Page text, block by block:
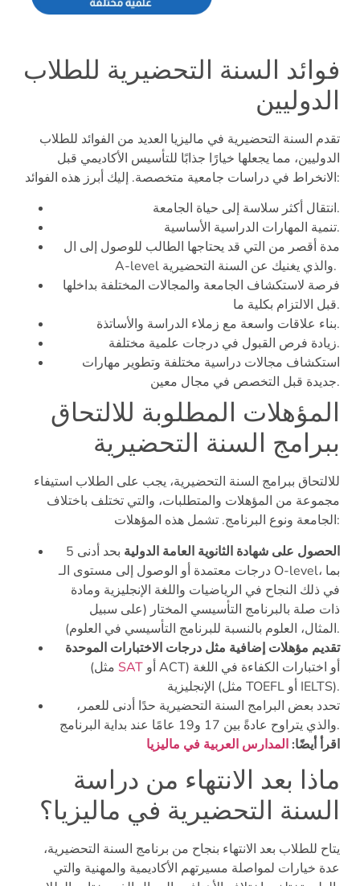
فوائد السنة التحضيرية للطلاب
الدوليين
تقدم السنة التحضيرية في ماليزيا العديد من الفوائد للطلاب
الدوليين، مما يجعلها خيارًا جذابًا للتأسيس الأكاديمي قبل
الانخراط في دراسات جامعية متخصصة. إليك أبرز هذه الفوائد:
انتقال أكثر سلاسة إلى حياة الجامعة.
تنمية المهارات الدراسية الأساسية.
مدة أقصر من التي قد يحتاجها الطالب للوصول إلى ال
A-level والذي يغنيك عن السنة التحضيرية.
فرصة لاستكشاف الجامعة والمجالات المختلفة بداخلها
قبل الالتزام بكلية ما.
بناء علاقات واسعة مع زملاء الدراسة والأساتذة.
زيادة فرص القبول في درجات علمية مختلفة.
استكشاف مجالات دراسية مختلفة وتطوير مهارات
جديدة قبل التخصص في مجال معين.
المؤهلات المطلوبة للالتحاق
ببرامج السنة التحضيرية
للالتحاق ببرامج السنة التحضيرية، يجب على الطلاب استيفاء
مجموعة من المؤهلات والمتطلبات، والتي تختلف باختلاف
الجامعة ونوع البرنامج. تشمل هذه المؤهلات:
الحصول على شهادة الثانوية العامة الدولية
بحد أدنى 5
درجات معتمدة أو الوصول إلى مستوى الـ O-level، بما
في ذلك النجاح في الرياضيات واللغة الإنجليزية ومادة
ذات صلة بالبرنامج التأسيسي المختار (على سبيل
المثال، العلوم بالنسبة للبرنامج التأسيسي في العلوم).
تقديم مؤهلات إضافية مثل درجات الاختبارات الموحدة
SAT
الإنجليزية (مثل TOEFL أو IELTS).
تحدد بعض البرامج السنة التحضيرية حدًا أدنى للعمر،
والذي يتراوح عادةً بين 17 و19 عامًا عند بداية البرنامج.
اقرأ أيضًا:المدارس العربية في ماليزيا
ماذا بعد الانتهاء من دراسة
السنة التحضيرية في ماليزيا؟
يتاح للطلاب بعد الانتهاء بنجاح من برنامج السنة التحضيرية،
عدة خيارات لمواصلة مسيرتهم الأكاديمية والمهنية والتي